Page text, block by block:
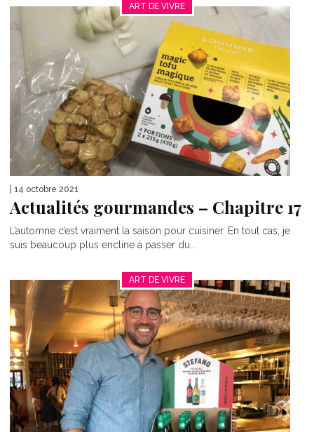
ART DE VIVRE
| 14 octobre 2021
Actualités gourmandes – Chapitre 17
L’automne c’est vraiment la saison pour cuisiner. En tout cas, je
suis beaucoup plus encline à passer du...
ART DE VIVRE